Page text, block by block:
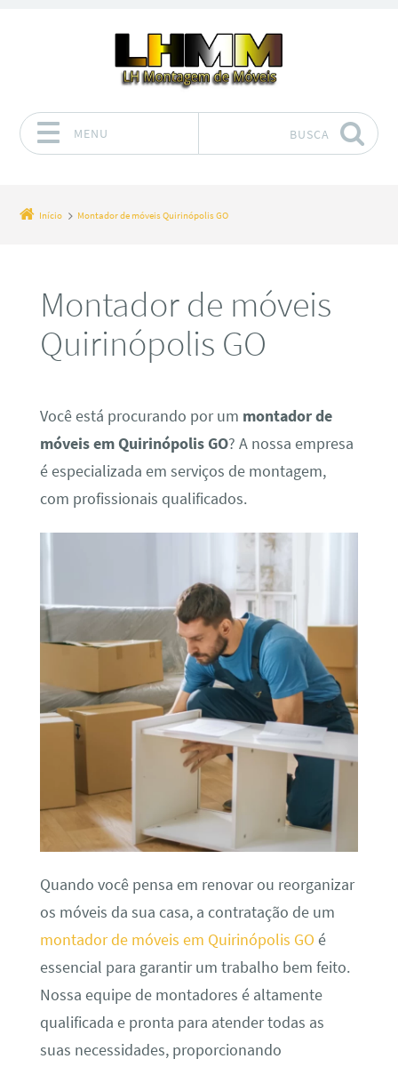
MENU BUSCA
Início Montador de móveis Quirinópolis GO
Montador de móveis
Quirinópolis GO
Você está procurando por um montador de
móveis em Quirinópolis GO? A nossa empresa
é especializada em serviços de montagem,
com profissionais qualificados.
Quando você pensa em renovar ou reorganizar
os móveis da sua casa, a contratação de um
montador de móveis em Quirinópolis GO é
essencial para garantir um trabalho bem feito.
Nossa equipe de montadores é altamente
qualificada e pronta para atender todas as
suas necessidades, proporcionando